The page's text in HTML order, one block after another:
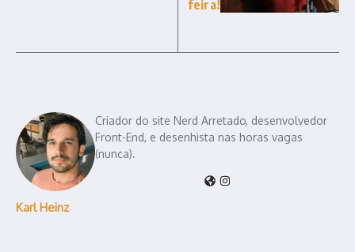
feira!
Karl Heinz
Criador do site Nerd Arretado, desenvolvedor
Front-End, e desenhista nas horas vagas
(nunca).